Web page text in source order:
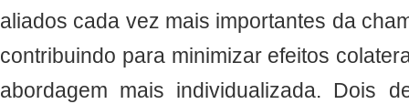
aliados cada vez mais importantes da
contribuindo para minimizar efeitos
abordagem mais individualizada. Dois